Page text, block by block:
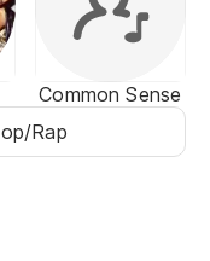
Common Sense
Rap